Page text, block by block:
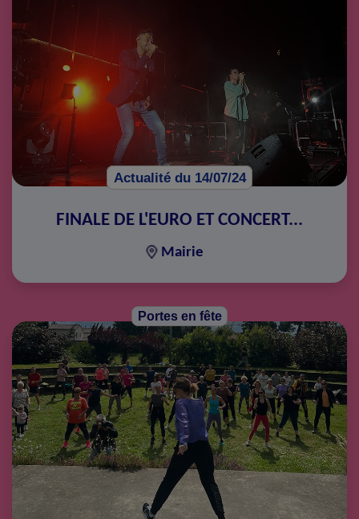
Actualité du 14/07/24
FINALE DE L'EURO ET CONCERT...
Mairie
Portes en fête